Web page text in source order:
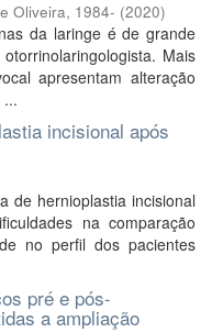
Oliveira, 1984- (2020)
da laringe é de grande
Mais
apresentam alteração
incisional após
de hernioplastia incisional
na comparação
no perfil dos pacientes
pré e pós-
a ampliação